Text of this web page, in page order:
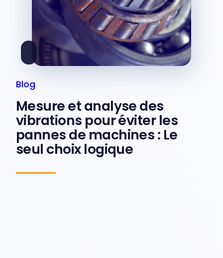
Blog
Mesure et analyse des
vibrations pour éviter les
pannes de machines : Le
seul choix logique